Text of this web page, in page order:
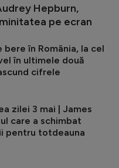
Hepburn,
pe ecran
bere în România, la cel
în ultimele două
cifrele
zilei 3 mai | James
care a schimbat
pentru totdeauna